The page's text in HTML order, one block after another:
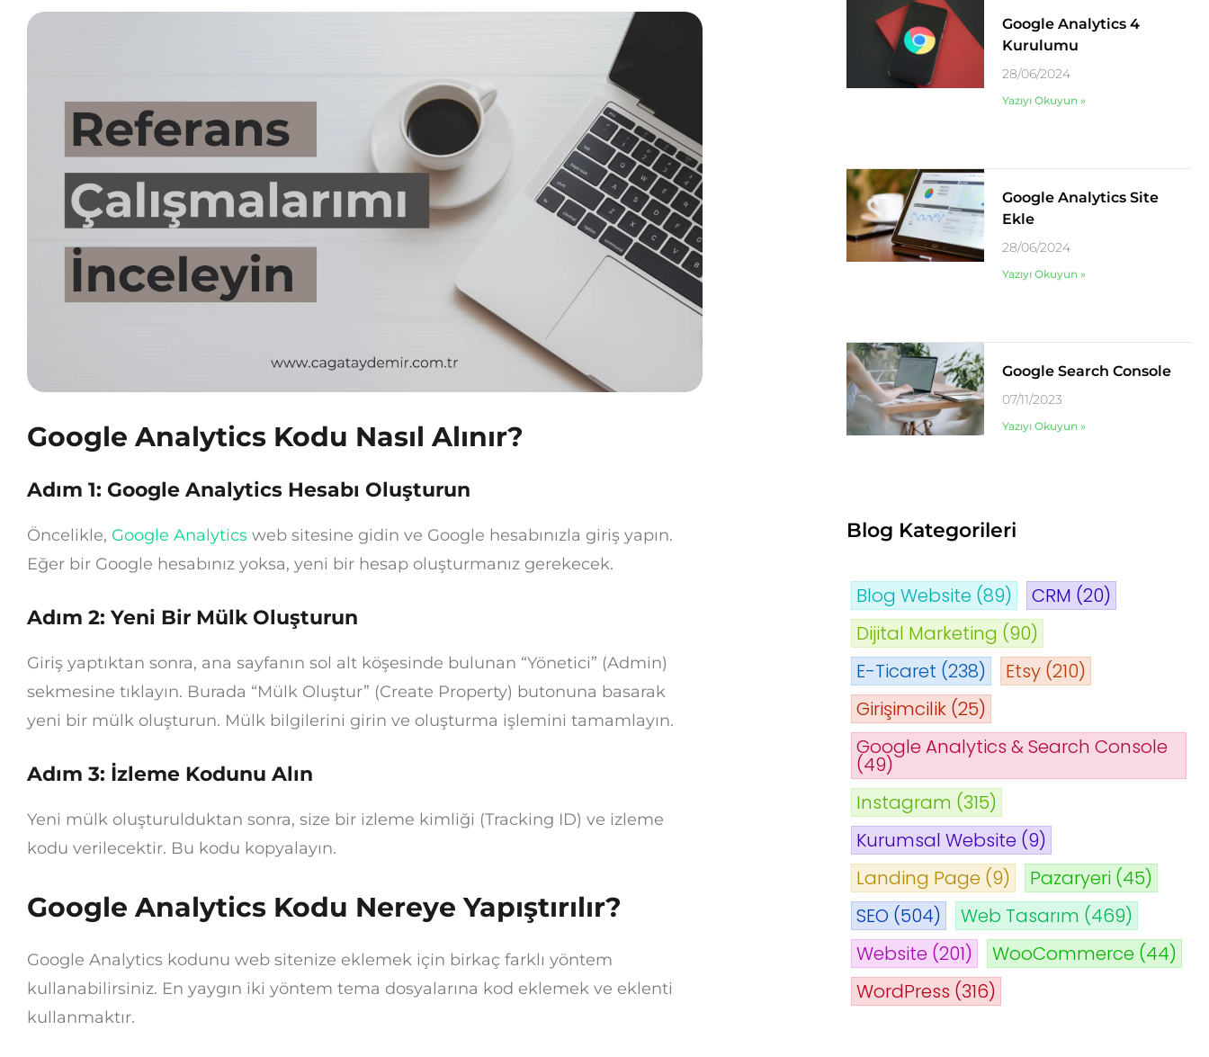
Google Analytics Kodu Nasıl Alınır?
Adım 1: Google Analytics Hesabı Oluşturun
Öncelikle, Google Analytics web sitesine gidin ve Google hesabınızla giriş yapın.
Eğer bir Google hesabınız yoksa, yeni bir hesap oluşturmanız gerekecek.
Adım 2: Yeni Bir Mülk Oluşturun
Giriş yaptıktan sonra, ana sayfanın sol alt köşesinde bulunan “Yönetici” (Admin)
sekmesine tıklayın. Burada “Mülk Oluştur” (Create Property) butonuna basarak
yeni bir mülk oluşturun. Mülk bilgilerini girin ve oluşturma işlemini tamamlayın.
Adım 3: İzleme Kodunu Alın
Yeni mülk oluşturulduktan sonra, size bir izleme kimliği (Tracking ID) ve izleme
kodu verilecektir. Bu kodu kopyalayın.
Google Analytics Kodu Nereye Yapıştırılır?
Google Analytics kodunu web sitenize eklemek için birkaç farklı yöntem
kullanabilirsiniz. En yaygın iki yöntem tema dosyalarına kod eklemek ve eklenti
kullanmaktır.
Google Analytics 4
Kurulumu
28/06/2024
Yazıyı Okuyun »
Google Analytics Site
Ekle
28/06/2024
Yazıyı Okuyun »
Google Search Console
07/11/2023
Yazıyı Okuyun »
Blog Kategorileri
Blog Website (89) CRM (20)
Dijital Marketing (90)
E-Ticaret (238) Etsy (210)
Girişimcilik (25)
Google Analytics & Search Console
(49)
Instagram (315)
Kurumsal Website (9)
Landing Page (9) Pazaryeri (45)
SEO (504) Web Tasarım (469)
Website (201) WooCommerce (44)
WordPress (316)